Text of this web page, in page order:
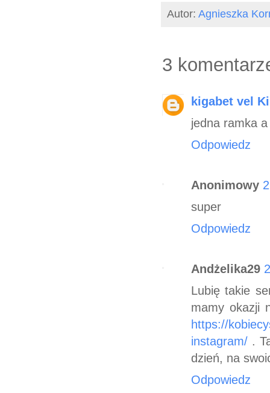
Autor: Agnieszka
3
kigabet vel Ki
jedna ramka
Odpowiedz
Anonimowy
super
Odpowiedz
Andżelika29
Lubię takie
mamy okazji
https://
instagram/ .
dzień, na
Odpowiedz